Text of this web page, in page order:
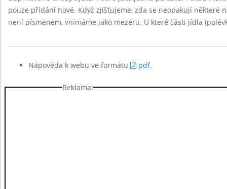
pouze přidání nové. Když zjišťujeme, zda se neopakují některé
není písmenem, vnímáme jako mezeru. U které části jídla
Nápověda k webu ve formátu pdf.
Reklama: